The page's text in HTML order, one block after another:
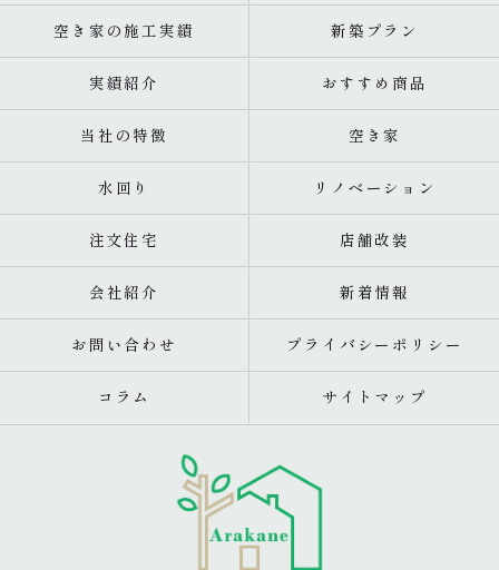
空き家の施工実績 新築プラン
実績紹介 おすすめ商品
当社の特徴 空き家
水回り リノベーション
注文住宅 店舗改装
会社紹介 新着情報
お問い合わせ プライバシーポリシー
コラム サイトマップ